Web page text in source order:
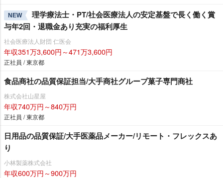
NEW
理学療法士・PT/社会医療法人の安定基盤で長く働く賞
与年2回・退職金あり充実の福利厚生
社会医療法人財団 仁医会
年収351万3,600円～471万3,600円
正社員 / 東京都
食品商社の品質保証担当/大手商社グループ菓子専門商社
株式会社山星屋
年収740万円～840万円
正社員 / 東京都
日用品の品質保証/大手医薬品メーカー/リモート・フレックスあ
り
小林製薬株式会社
年収600万円～900万円